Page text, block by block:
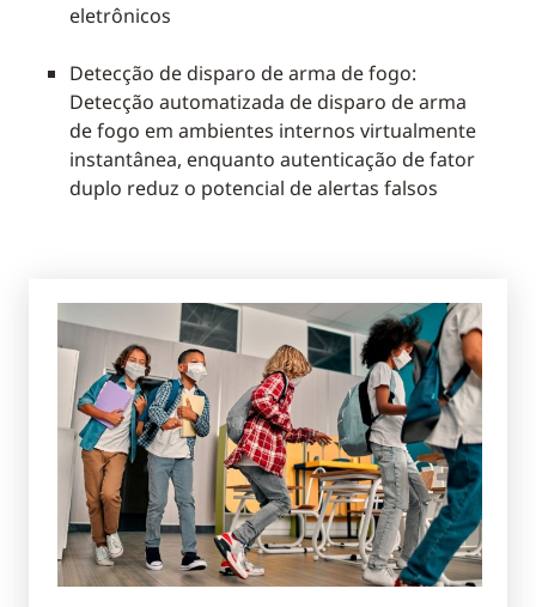
eletrônicos
Detecção de disparo de arma de fogo:
Detecção automatizada de disparo de arma
de fogo em ambientes internos virtualmente
instantânea, enquanto autenticação de fator
duplo reduz o potencial de alertas falsos